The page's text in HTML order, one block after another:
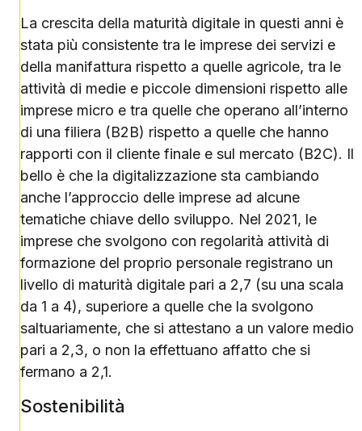
La crescita della maturità digitale in questi anni è
stata più consistente tra le imprese dei servizi e
della manifattura rispetto a quelle agricole, tra le
attività di medie e piccole dimensioni rispetto alle
imprese micro e tra quelle che operano all’interno
di una filiera (B2B) rispetto a quelle che hanno
rapporti con il cliente finale e sul mercato (B2C). Il
bello è che la digitalizzazione sta cambiando
anche l’approccio delle imprese ad alcune
tematiche chiave dello sviluppo. Nel 2021, le
imprese che svolgono con regolarità attività di
formazione del proprio personale registrano un
livello di maturità digitale pari a 2,7 (su una scala
da 1 a 4), superiore a quelle che la svolgono
saltuariamente, che si attestano a un valore medio
pari a 2,3, o non la effettuano affatto che si
fermano a 2,1.
Sostenibilità